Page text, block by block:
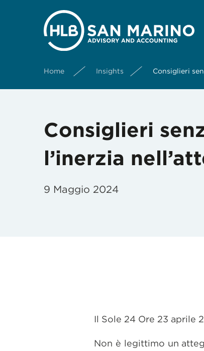
Home Insights Consiglieri
Consiglieri
l’inerzia
9 Maggio 2024
Il Sole 24 Ore 23 aprile
Non è legittimo un